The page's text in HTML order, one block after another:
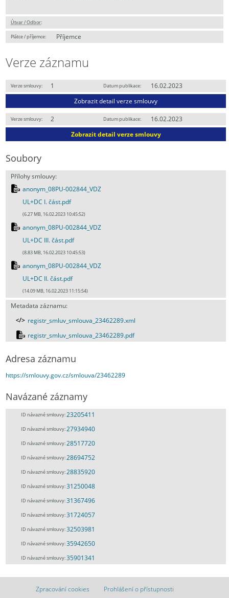
Útvar / Odbor:
Plátce / příjemce: Příjemce
Verze záznamu
Verze smlouvy: 1 Datum publikace:
16.02.2023
Zobrazit detail verze smlouvy
Verze smlouvy: 2 Datum publikace:
16.02.2023
Zobrazit detail verze smlouvy
Soubory
Přílohy smlouvy:
anonym_08PU-002844_VDZ
UL+DC I. část.pdf
(6.27 MB, 16.02.2023 10:45:52)
anonym_08PU-002844_VDZ
UL+DC III. část.pdf
(8.83 MB, 16.02.2023 10:45:53)
anonym_08PU-002844_VDZ
UL+DC II. část.pdf
(14.09 MB, 16.02.2023 11:15:54)
Metadata záznamu:
registr_smluv_smlouva_23462289.xml
registr_smluv_smlouva_23462289.pdf
Adresa záznamu
https://smlouvy.gov.cz/smlouva/23462289
Navázané záznamy
ID návazné smlouvy:23205411
ID návazné smlouvy:27934940
ID návazné smlouvy:28517720
ID návazné smlouvy:28694752
ID návazné smlouvy:28835920
ID návazné smlouvy:31250048
ID návazné smlouvy:31367496
ID návazné smlouvy:31724057
ID návazné smlouvy:32503981
ID návazné smlouvy:35942650
ID návazné smlouvy:35901341
Zpracování cookies Prohlášení o přístupnosti